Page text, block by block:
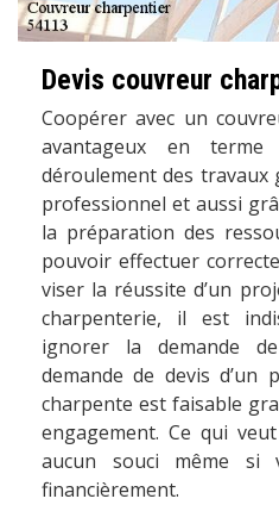
Devis couvreur
Coopérer avec un
avantageux en
déroulement des travaux
professionnel et aussi
la préparation des
pouvoir effectuer
viser la réussite d’un
charpenterie, il est
ignorer la demande
demande de devis
charpente est faisable
engagement. Ce qui
aucun souci même si
financièrement.